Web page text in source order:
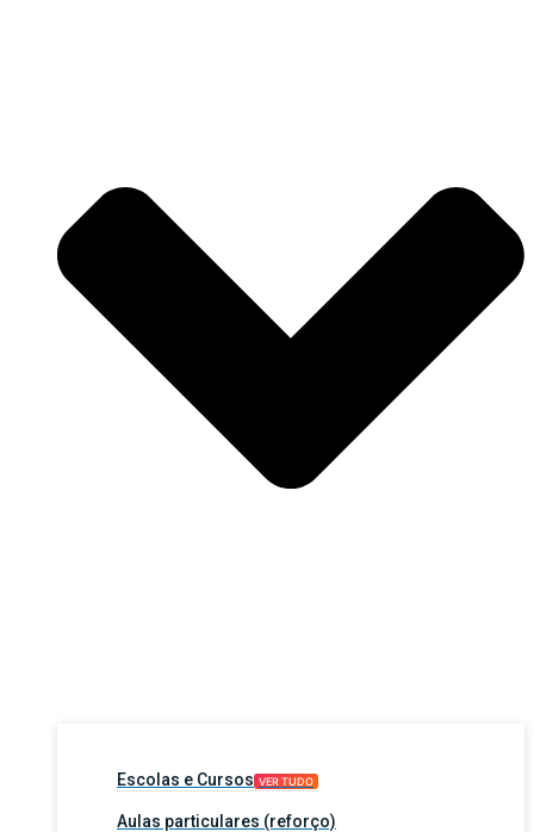
Escolas e Cursos VER TUDO
Aulas particulares (reforço)